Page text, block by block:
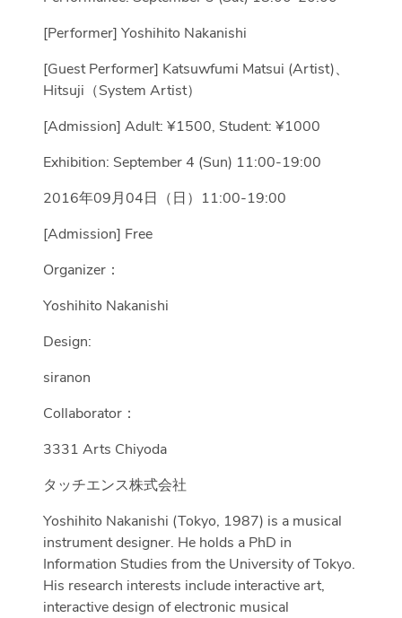
[Performer] Yoshihito Nakanishi
[Guest Performer] Katsuwfumi Matsui (Artist)、
Hitsuji（System Artist）
[Admission] Adult: ¥1500, Student: ¥1000
Exhibition: September 4 (Sun) 11:00-19:00
2016年09月04日（日）11:00-19:00
[Admission] Free
Organizer：
Yoshihito Nakanishi
Design:
siranon
Collaborator：
3331 Arts Chiyoda
タッチエンス株式会社
Yoshihito Nakanishi (Tokyo, 1987) is a musical
instrument designer. He holds a PhD in
Information Studies from the University of Tokyo.
His research interests include interactive art,
interactive design of electronic musical